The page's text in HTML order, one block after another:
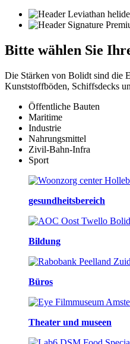
Bitte wählen Sie
Die Stärken von Bolidt sind die
Kunststoffböden, Schiffsdecks
Öffentliche Bauten
Maritime
Industrie
Nahrungsmittel
Zivil-Bahn-Infra
Sport
gesundheitsbereich
Bildung
Büros
Theater und museen